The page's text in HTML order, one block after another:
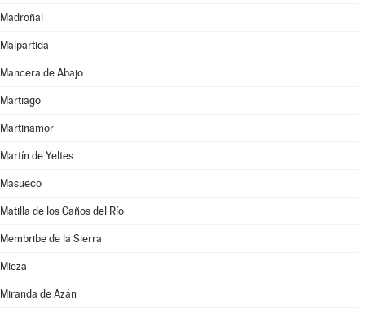
Madroñal
Malpartida
Mancera de Abajo
Martiago
Martinamor
Martín de Yeltes
Masueco
Matilla de los Caños del Río
Membribe de la Sierra
Mieza
Miranda de Azán